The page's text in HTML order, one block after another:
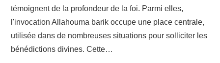
témoignent de la profondeur de la foi. Parmi elles,
l'invocation Allahouma barik occupe une place centrale,
utilisée dans de nombreuses situations pour solliciter les
bénédictions divines. Cette…